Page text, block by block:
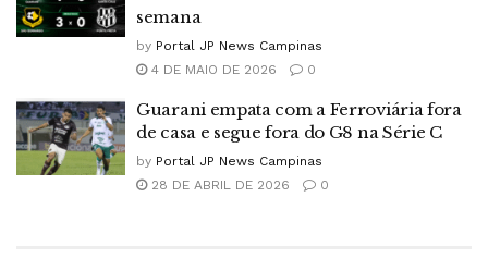
semana
by Portal JP News Campinas
4 DE MAIO DE 2026
0
Guarani empata com a Ferroviária fora
de casa e segue fora do G8 na Série C
by Portal JP News Campinas
28 DE ABRIL DE 2026
0